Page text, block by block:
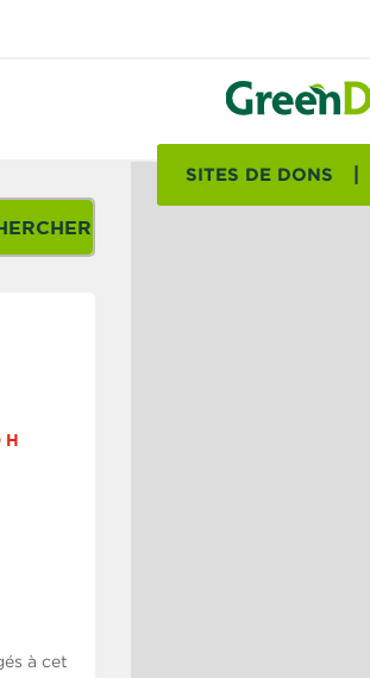
SITES DE DONS
H
à cet